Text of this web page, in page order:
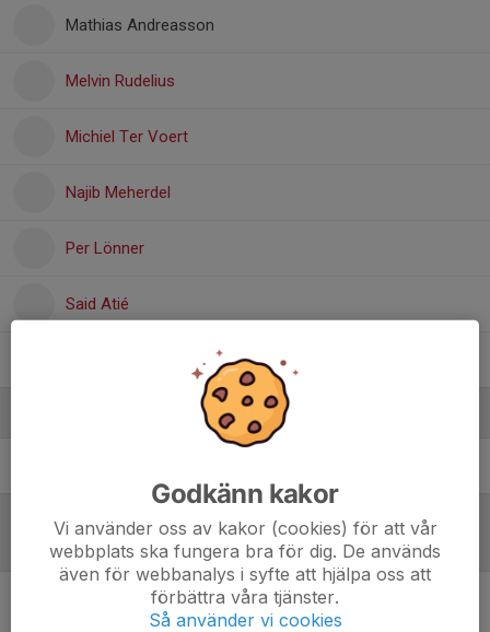
Mathias Andreasson
Melvin Rudelius
Michiel Ter Voert
Najib Meherdel
Per Lönner
Said Atié
Referat
Inget referat skrivet
Godkänn kakor
Vi använder oss av kakor (cookies) för att vår
webbplats ska fungera bra för dig. De används
även för webbanalys i syfte att hjälpa oss att
förbättra våra tjänster.
Så använder vi cookies